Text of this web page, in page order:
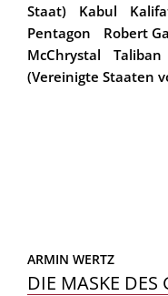
Staat)
Kabul
Pentagon
Robert
McChrystal
Taliban
(Vereinigte Staaten
ARMIN WERTZ
DIE MASKE DES